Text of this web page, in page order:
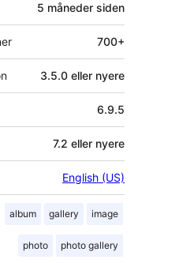
5 måneder siden
700+
3.5.0 eller nyere
6.9.5
7.2 eller nyere
English (US)
album gallery image
photo photo gallery